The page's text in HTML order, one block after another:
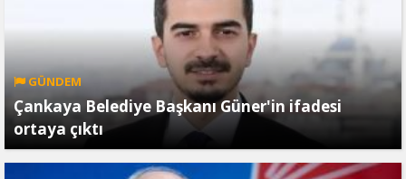
GÜNDEM
Çankaya Belediye Başkanı Güner'in ifadesi
ortaya çıktı